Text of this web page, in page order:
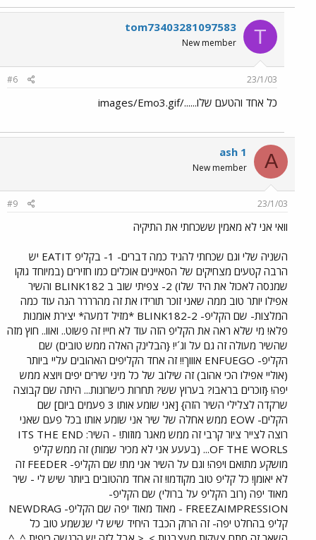
T
tom73403281097583
New member
23/1/03
#6
כל אחד והטעם שלו....../images/Emo3.gif
A
ash 1
New member
23/1/03
#9
וואי אני לא מאמין ששכחתי את התיקיה
השניה שלי וגם שכחתי להגיד כמה דברים- 1- בקליפ EATIT יש
הרבה קטעים מצחיקים של הסאיינים אוכלים כמו חזירים (במיוחד גוקו
שמנסה לאכול את היד שלו) 2- צפיתי שוב ב BLINK182 והשיר
אפילו יותר טוב ממה שאני זוכר תורידו את זה מהרררר הנה עוד כמה
המלצות- שם הקליפ- BLINK182-2 *מזיל דמעה* יצירת אומנות
פלא! מי שלא ראה את הקליפ הזה עוד לא חיי! זה פשוט.. ואוו.. חוץ מזה
שהשיר מעולה זה גם על וג´י! {הבלינק האלה ממש טובים) שם
הקליפ- ENFUEGO אוווך!! זה אחד הקליפים האהובים עליי ביותר
(אוליי אפילו הכי אהוב) זה שילוב של כל מיני שירים יפים ויוצא ממש
יפה! {זוכרים בראבו? בערוץ שש? תחרות כישרונות... היתה שם קבוצה
שרקדה לצלילי השיר הזה} [אני שומע אותו 3 פעמים ביום] שם
הקלים- EOW ממש אחלה של שיר אני שומע אותו בכל פעם שאני
רוצה לצייר ציור קרבי זה ממש מאגר מוזות! - השיר: ITS THE END
OF THE WORLS... (בעעע אני לא מכיר שמות) זה ממש קליפ
מושקע מתואם ויפה! וגם על השיר אני מת! שם הקליפ- FEEDER זה
לא יאומן! כל קליפ טוב מקודמו! זה אחד מהטובים ביותר שיש לי - שיר
מאוד יפה (רוב הקליפ על ברולי) שם הקליפ-
FREEZAIMPRESSION - מאוד מאוד יפה שם הקליפ- NEWDRAG
קליפ בהחלט יפה- זה הרוק הכבד היחיד שיש לי שנשמע טוב כל